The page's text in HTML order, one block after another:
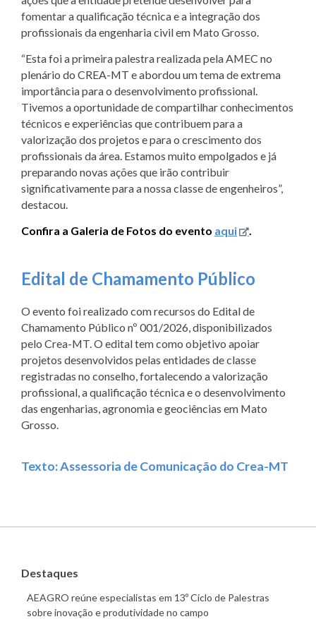
fomentar a qualificação técnica e a integração dos
profissionais da engenharia civil em Mato Grosso.
“Esta foi a primeira palestra realizada pela AMEC no
plenário do CREA-MT e abordou um tema de extrema
importância para o desenvolvimento profissional.
Tivemos a oportunidade de compartilhar conhecimentos
técnicos e experiências que contribuem para a
valorização dos projetos e para o crescimento dos
profissionais da área. Estamos muito empolgados e já
preparando novas ações que irão contribuir
significativamente para a nossa classe de engenheiros”,
destacou.
Confira a Galeria de Fotos do evento aqui
Edital de Chamamento Público
O evento foi realizado com recursos do Edital de
Chamamento Público nº 001/2026, disponibilizados
pelo Crea-MT. O edital tem como objetivo apoiar
projetos desenvolvidos pelas entidades de classe
registradas no conselho, fortalecendo a valorização
profissional, a qualificação técnica e o desenvolvimento
das engenharias, agronomia e geociências em Mato
Grosso.
Texto: Assessoria de Comunicação do Crea-MT
Destaques
AEAGRO reúne especialistas em 13º Ciclo de Palestras
sobre inovação e produtividade no campo